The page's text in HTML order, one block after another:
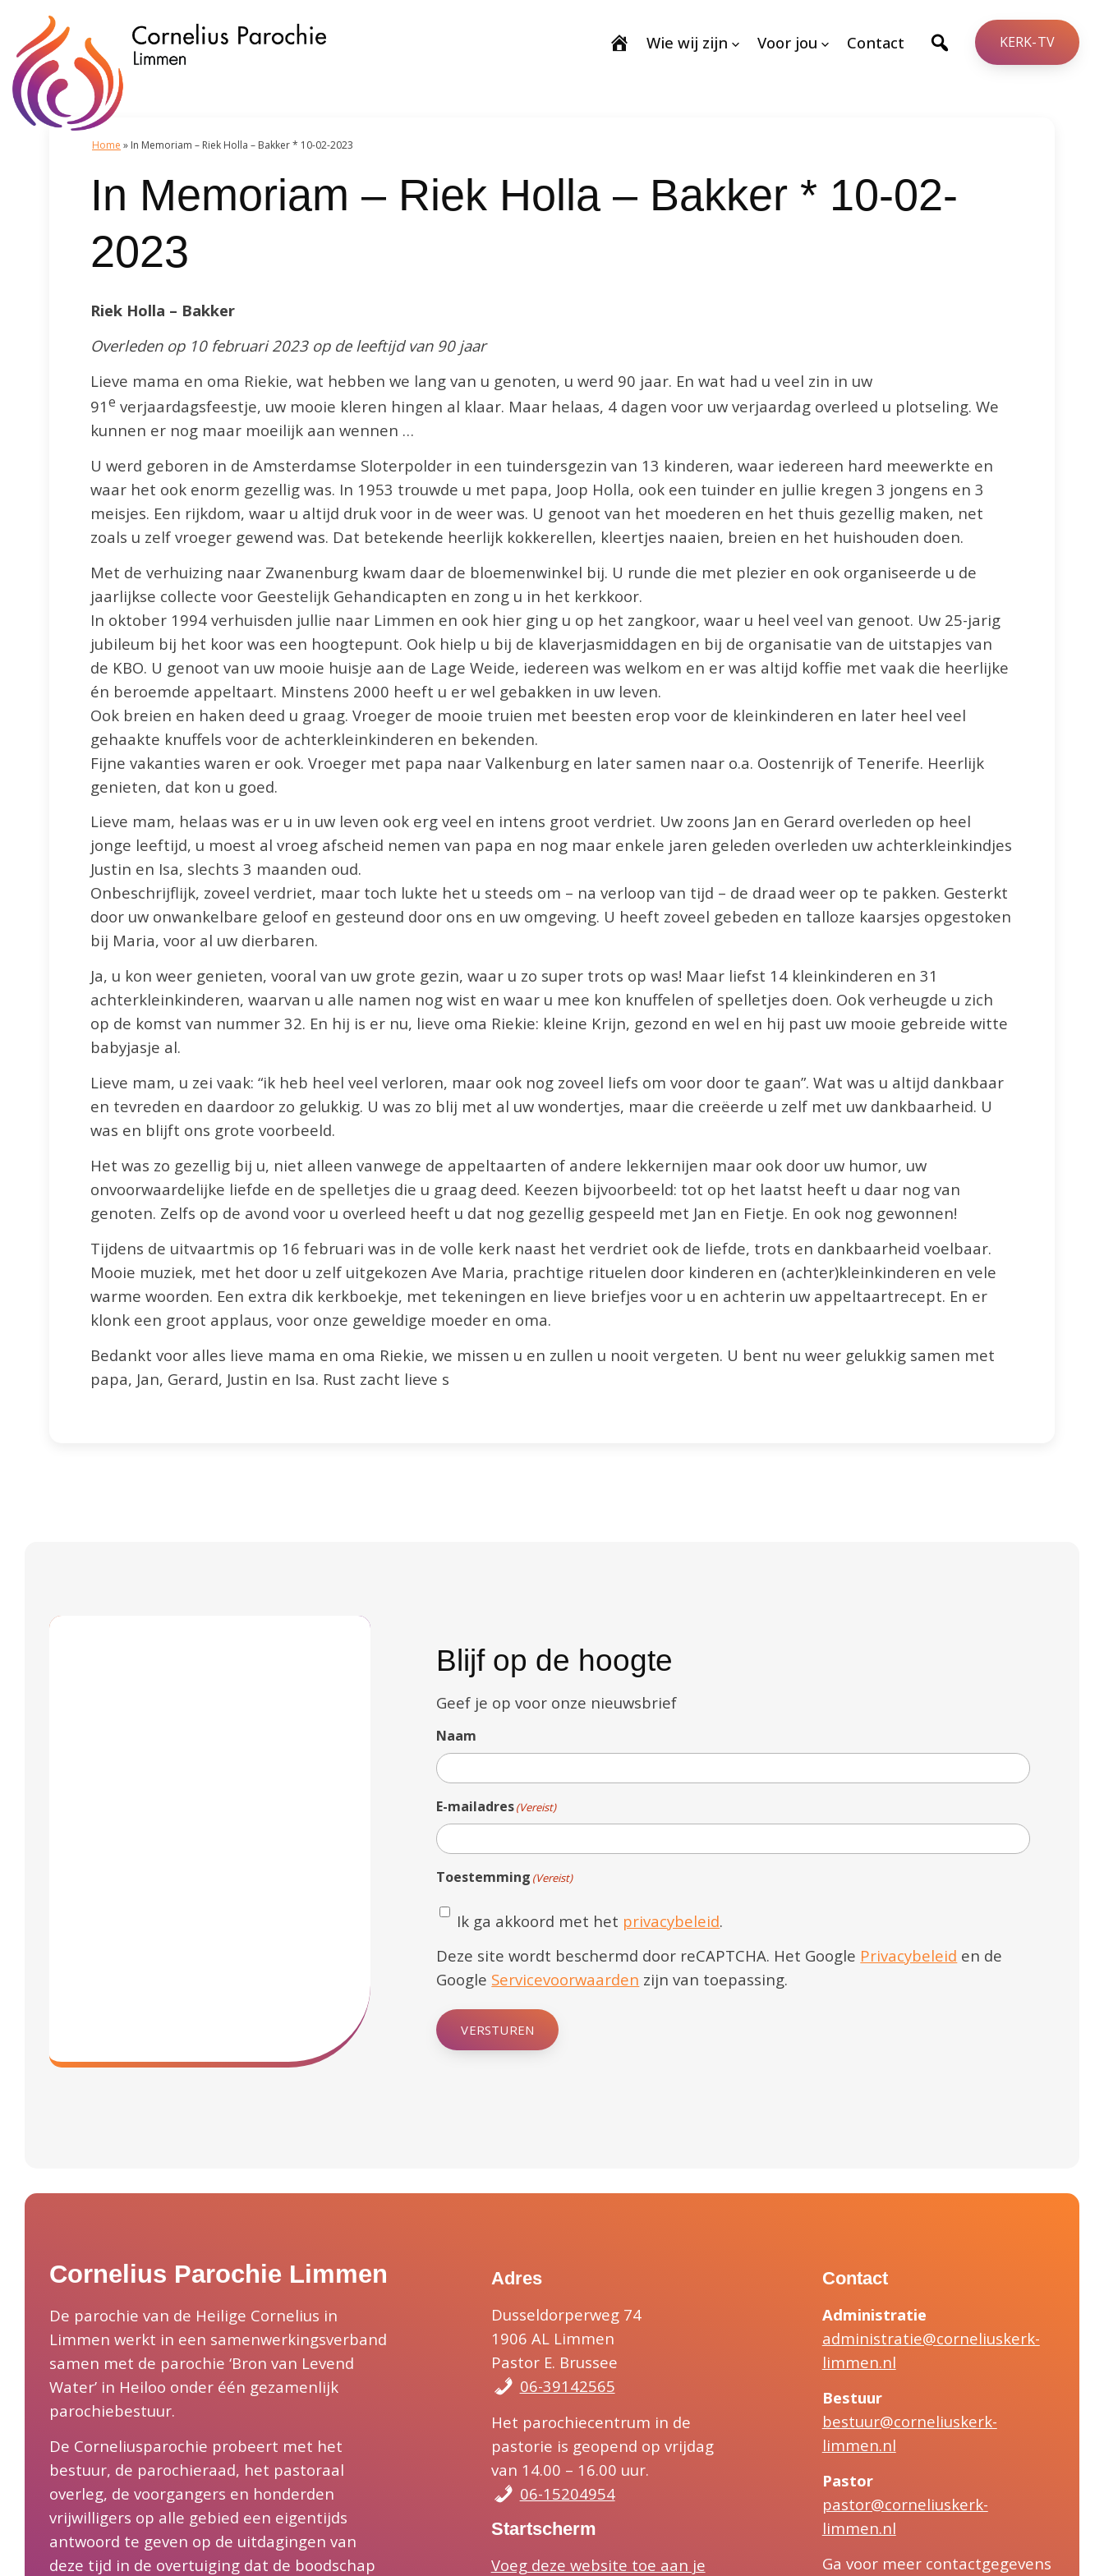
Wie wij zijn Voor jou Contact KERK-TV
In Memoriam – Riek Holla – Bakker * 10-02-
2023
Home » In Memoriam – Riek Holla – Bakker * 10-02-2023
Riek Holla – Bakker
Overleden op 10 februari 2023 op de leeftijd van 90 jaar
Lieve mama en oma Riekie, wat hebben we lang van u genoten, u werd 90 jaar. En wat had u veel zin in uw
91e verjaardagsfeestje, uw mooie kleren hingen al klaar. Maar helaas, 4 dagen voor uw verjaardag overleed u plotseling. We
kunnen er nog maar moeilijk aan wennen …
U werd geboren in de Amsterdamse Sloterpolder in een tuindersgezin van 13 kinderen, waar iedereen hard meewerkte en
waar het ook enorm gezellig was. In 1953 trouwde u met papa, Joop Holla, ook een tuinder en jullie kregen 3 jongens en 3
meisjes. Een rijkdom, waar u altijd druk voor in de weer was. U genoot van het moederen en het thuis gezellig maken, net
zoals u zelf vroeger gewend was. Dat betekende heerlijk kokkerellen, kleertjes naaien, breien en het huishouden doen.
Met de verhuizing naar Zwanenburg kwam daar de bloemenwinkel bij. U runde die met plezier en ook organiseerde u de
jaarlijkse collecte voor Geestelijk Gehandicapten en zong u in het kerkkoor.
In oktober 1994 verhuisden jullie naar Limmen en ook hier ging u op het zangkoor, waar u heel veel van genoot. Uw 25-jarig
jubileum bij het koor was een hoogtepunt. Ook hielp u bij de klaverjasmiddagen en bij de organisatie van de uitstapjes van
de KBO. U genoot van uw mooie huisje aan de Lage Weide, iedereen was welkom en er was altijd koffie met vaak die heerlijke
én beroemde appeltaart. Minstens 2000 heeft u er wel gebakken in uw leven.
Ook breien en haken deed u graag. Vroeger de mooie truien met beesten erop voor de kleinkinderen en later heel veel
gehaakte knuffels voor de achterkleinkinderen en bekenden.
Fijne vakanties waren er ook. Vroeger met papa naar Valkenburg en later samen naar o.a. Oostenrijk of Tenerife. Heerlijk
genieten, dat kon u goed.
Lieve mam, helaas was er u in uw leven ook erg veel en intens groot verdriet. Uw zoons Jan en Gerard overleden op heel
jonge leeftijd, u moest al vroeg afscheid nemen van papa en nog maar enkele jaren geleden overleden uw achterkleinkindjes
Justin en Isa, slechts 3 maanden oud.
Onbeschrijflijk, zoveel verdriet, maar toch lukte het u steeds om – na verloop van tijd – de draad weer op te pakken. Gesterkt
door uw onwankelbare geloof en gesteund door ons en uw omgeving. U heeft zoveel gebeden en talloze kaarsjes opgestoken
bij Maria, voor al uw dierbaren.
Ja, u kon weer genieten, vooral van uw grote gezin, waar u zo super trots op was! Maar liefst 14 kleinkinderen en 31
achterkleinkinderen, waarvan u alle namen nog wist en waar u mee kon knuffelen of spelletjes doen. Ook verheugde u zich
op de komst van nummer 32. En hij is er nu, lieve oma Riekie: kleine Krijn, gezond en wel en hij past uw mooie gebreide witte
babyjasje al.
Lieve mam, u zei vaak: “ik heb heel veel verloren, maar ook nog zoveel liefs om voor door te gaan”. Wat was u altijd dankbaar
en tevreden en daardoor zo gelukkig. U was zo blij met al uw wondertjes, maar die creëerde u zelf met uw dankbaarheid. U
was en blijft ons grote voorbeeld.
Het was zo gezellig bij u, niet alleen vanwege de appeltaarten of andere lekkernijen maar ook door uw humor, uw
onvoorwaardelijke liefde en de spelletjes die u graag deed. Keezen bijvoorbeeld: tot op het laatst heeft u daar nog van
genoten. Zelfs op de avond voor u overleed heeft u dat nog gezellig gespeeld met Jan en Fietje. En ook nog gewonnen!
Tijdens de uitvaartmis op 16 februari was in de volle kerk naast het verdriet ook de liefde, trots en dankbaarheid voelbaar.
Mooie muziek, met het door u zelf uitgekozen Ave Maria, prachtige rituelen door kinderen en (achter)kleinkinderen en vele
warme woorden. Een extra dik kerkboekje, met tekeningen en lieve briefjes voor u en achterin uw appeltaartrecept. En er
klonk een groot applaus, voor onze geweldige moeder en oma.
Bedankt voor alles lieve mama en oma Riekie, we missen u en zullen u nooit vergeten. U bent nu weer gelukkig samen met
papa, Jan, Gerard, Justin en Isa. Rust zacht lieve s
Blijf op de hoogte
Geef je op voor onze nieuwsbrief
Naam
E-mailadres(Vereist)
Toestemming (Vereist)
Ik ga akkoord met het privacybeleid.
Deze site wordt beschermd door reCAPTCHA. Het Google Privacybeleid en de
Google Servicevoorwaarden zijn van toepassing.
VERSTUREN
Cornelius Parochie Limmen
De parochie van de Heilige Cornelius in
Limmen werkt in een samenwerkingsverband
samen met de parochie ‘Bron van Levend
Water’ in Heiloo onder één gezamenlijk
parochiebestuur.
De Corneliusparochie probeert met het
bestuur, de parochieraad, het pastoraal
overleg, de voorgangers en honderden
vrijwilligers op alle gebied een eigentijds
antwoord te geven op de uitdagingen van
deze tijd in de overtuiging dat de boodschap
Adres
Dusseldorperweg 74
1906 AL Limmen
Pastor E. Brussee
06-39142565
Het parochiecentrum in de
pastorie is geopend op vrijdag
van 14.00 – 16.00 uur.
06-15204954
Startscherm
Voeg deze website toe aan je
Contact
Administratie
administratie@corneliuskerk-
limmen.nl
Bestuur
bestuur@corneliuskerk-
limmen.nl
Pastor
pastor@corneliuskerk-
limmen.nl
Ga voor meer contactgegevens